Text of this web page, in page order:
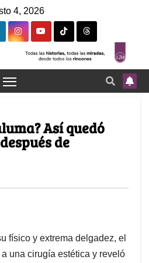
4, 2026
Así quedó
de
físico y extrema delgadez, el
una cirugía estética y reveló